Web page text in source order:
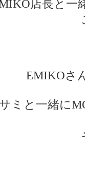
店長と一
EMIKOさ
ミと一緒に